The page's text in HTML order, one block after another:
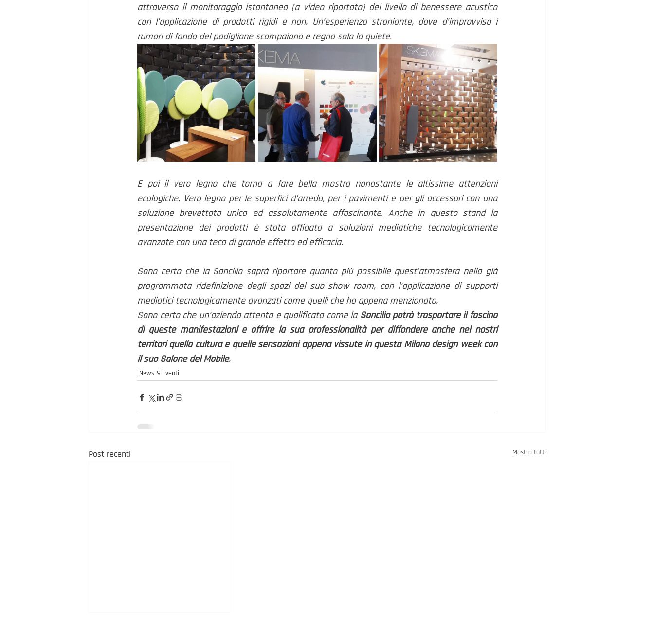
attraverso il monitoraggio istantaneo (a video riportato) del livello di benessere acustico
con l’applicazione di prodotti rigidi e non. Un’esperienza straniante, dove d’improvviso i
rumori di fondo del padiglione scompaiono e regna solo la quiete.
E poi il vero legno che torna a fare bella mostra nonostante le altissime attenzioni
ecologiche. Vero legno per le superfici d’arredo, per i pavimenti e per gli accessori con una
soluzione brevettata unica ed assolutamente affascinante. Anche in questo stand la
presentazione dei prodotti è stata affidata a soluzioni mediatiche tecnologicamente
avanzate con una teca di grande effetto ed efficacia.
Sono certo che la Sancilio saprà riportare quanto più possibile quest’atmosfera nella già
programmata ridefinizione degli spazi del suo show room, con l’applicazione di supporti
mediatici tecnologicamente avanzati come quelli che ho appena menzionato.
Sono certo che un’azienda attenta e qualificata come la Sancilio potrà trasportare il fascino
di queste manifestazioni e offrire la sua professionalità per diffondere anche nei nostri
territori quella cultura e quelle sensazioni appena vissute in questa Milano design week con
il suo Salone del Mobile.
News & Eventi
Post recenti Mostra tutti